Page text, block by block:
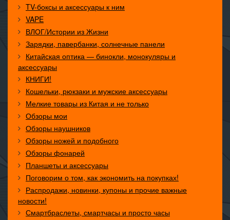
TV-боксы и аксессуары к ним
VAPE
ВЛОГ/Истории из Жизни
Зарядки, павербанки, солнечные панели
Китайская оптика — бинокли, монокуляры и
аксессуары
КНИГИ!
Кошельки, рюкзаки и мужские аксессуары
Мелкие товары из Китая и не только
Обзоры мои
Обзоры наушников
Обзоры ножей и подобного
Обзоры фонарей
Планшеты и аксессуары
Поговорим о том, как экономить на покупках!
Распродажи, новинки, купоны и прочие важные
новости!
Смартбраслеты, смартчасы и просто часы